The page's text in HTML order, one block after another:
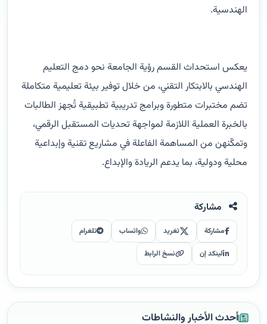
الهندسية.
يعكس استحداث القسم رؤية الجامعة نحو دمج التعليم
الهندسي بالابتكار التقني، من خلال توفير بيئة تعليمية متكاملة
تضم مختبرات متطورة وبرامج تدريبية تطبيقية تُجهز الطالبات
بالخبرة العملية اللازمة لمواجهة تحديات المستقبل الرقمي،
وتمكّنهن من المساهمة الفاعلة في مشاريع تقنية وإبداعية
محلية ودولية، بما يدعم الريادة والإبداع.
مشاركة
مشاركة تغريد واتساب تلغرام
لينكد إن نسخ الرابط
أحدث الأخبار والنشاطات